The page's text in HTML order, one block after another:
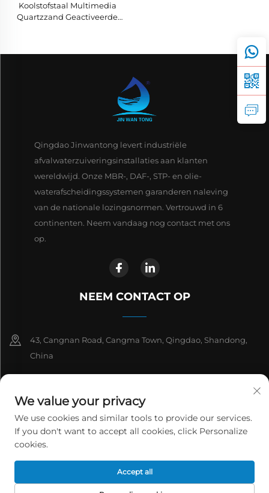
Koolstofstaal Multimedia
Quartzzand Geactiveerde
Qingdao Jinwantong levert industriële
afvalwaterzuiveringsinstallaties aan klanten
wereldwijd. Onze MBR-, DAF-, STP- en olie-
waterafscheidingssystemen garanderen naleving
van de nationale lozingsnormen. Vertrouwd in 6
continenten. Neem vandaag nog contact met ons
op.
NEEM CONTACT OP
43, Cangnan Road, Cangma Town, Qingdao, Shandong,
China
+86 532 81912653
[email protected]
Copyright © 2026 Qingdao Jinwantong Environmental Science And
Technology Co., Ltd. Alle rechten voorbehouden. Privacybeleid
We value your privacy
We use cookies and similar tools to provide our services.
If you don't want to accept all cookies, click Personalize
cookies.
Accept all